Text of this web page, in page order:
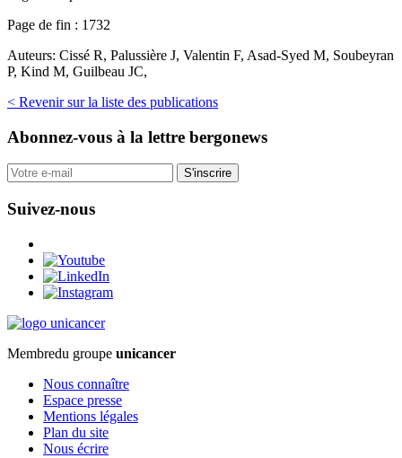
Page de fin : 1732
Auteurs: Cissé R, Palussière J, Valentin F, Asad-Syed M, Soubeyran
P, Kind M, Guilbeau JC,
< Revenir sur la liste des publications
Abonnez-vous à la lettre bergonews
S'inscrire
Suivez-nous
Membredu groupe unicancer
Nous connaître
Espace presse
Mentions légales
Plan du site
Nous écrire